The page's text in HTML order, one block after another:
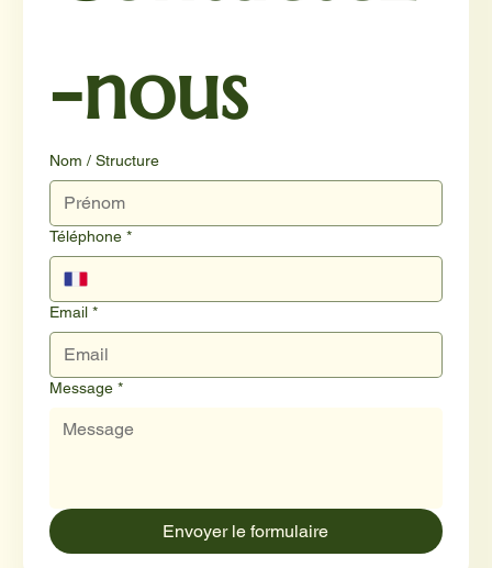
-nous
Nom / Structure
Téléphone *
Email *
Message *
Envoyer le formulaire